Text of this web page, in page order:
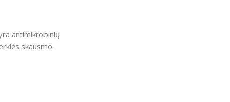
antimikrobinių
skausmo.